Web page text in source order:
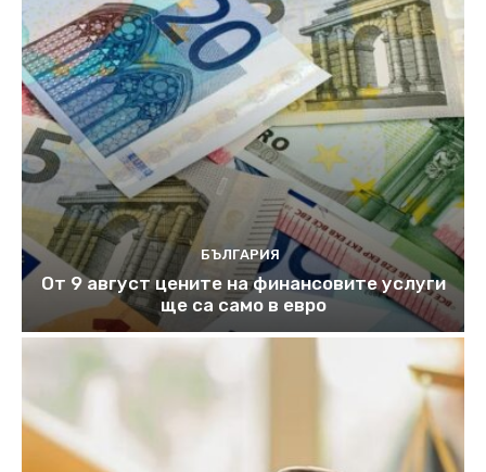
БЪЛГАРИЯ
От 9 август цените на финансовите услуги
ще са само в евро